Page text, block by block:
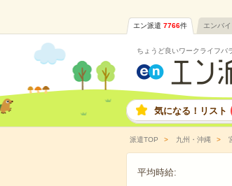
エン派遣 7766件 エンバイ
ちょうど良いワークライフバ
気になる！リスト
派遣TOP 九州・沖縄
平均時給: